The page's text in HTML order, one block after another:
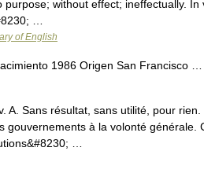
without effect; ineffectually.
…
of English
1986 Origen San Francisco …
A. Sans résultat, sans utilité, pour
gouvernements à la volonté générale.
…